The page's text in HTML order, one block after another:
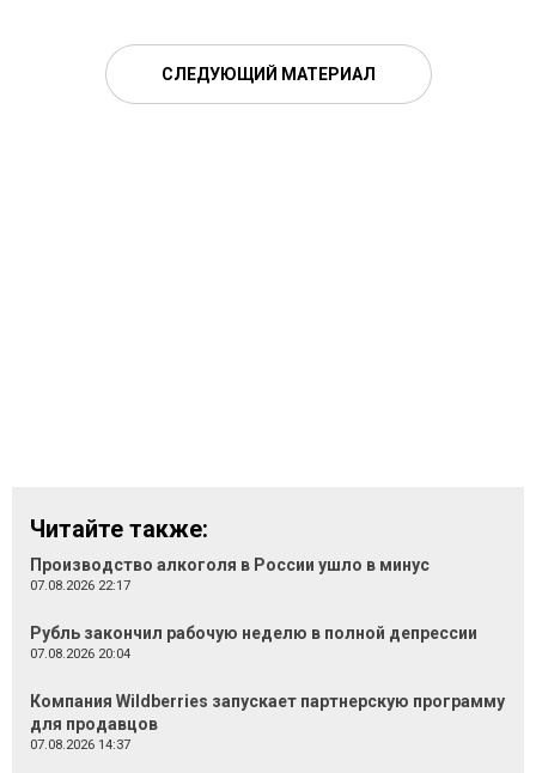
СЛЕДУЮЩИЙ МАТЕРИАЛ
Читайте также:
Производство алкоголя в России ушло в минус
07.08.2026 22:17
Рубль закончил рабочую неделю в полной депрессии
07.08.2026 20:04
Компания Wildberries запускает партнерскую программу
для продавцов
07.08.2026 14:37